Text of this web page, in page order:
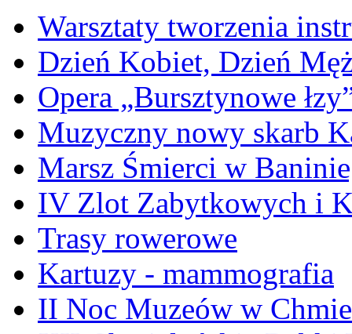
Warsztaty tworzenia
Dzień Kobiet, Dzień
Opera „Bursztynowe
Muzyczny nowy skarb
Marsz Śmierci w
IV Zlot Zabytkowych i
Trasy rowerowe
Kartuzy - mammografia
II Noc Muzeów w